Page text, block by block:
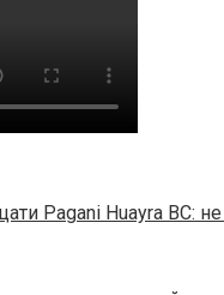
Pagani Huayra BC: